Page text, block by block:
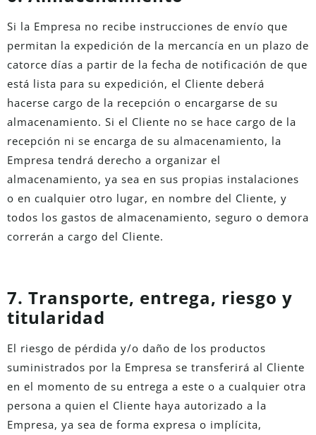
Si la Empresa no recibe instrucciones de envío que
permitan la expedición de la mercancía en un plazo de
catorce días a partir de la fecha de notificación de que
está lista para su expedición, el Cliente deberá
hacerse cargo de la recepción o encargarse de su
almacenamiento. Si el Cliente no se hace cargo de la
recepción ni se encarga de su almacenamiento, la
Empresa tendrá derecho a organizar el
almacenamiento, ya sea en sus propias instalaciones
o en cualquier otro lugar, en nombre del Cliente, y
todos los gastos de almacenamiento, seguro o demora
correrán a cargo del Cliente.
7. Transporte, entrega, riesgo y
titularidad
El riesgo de pérdida y/o daño de los productos
suministrados por la Empresa se transferirá al Cliente
en el momento de su entrega a este o a cualquier otra
persona a quien el Cliente haya autorizado a la
Empresa, ya sea de forma expresa o implícita,